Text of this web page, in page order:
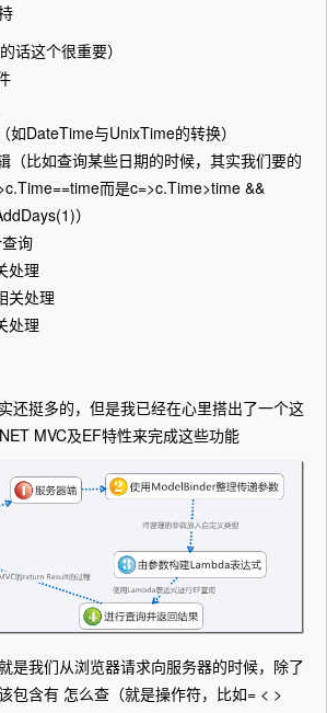
话这个很重要）
如DateTime与UnixTime的转换）
（比如查询某些日期的时候，其实我们要的
而是c=>c.Time>time &&
）
询
处理
关处理
处理
还挺多的，但是我已经在心里搭出了一个这
MVC及EF特性来完成这些功能
是我们从浏览器请求向服务器的时候，除了
包含有 怎么查（就是操作符，比如= < >